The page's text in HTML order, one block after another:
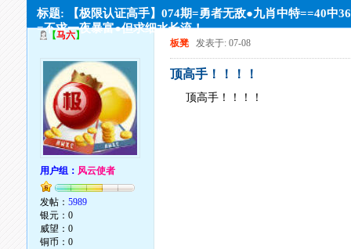
标题: 【极限认证高手】074期=勇者无敌●九肖中特==40中
=不求一夜暴富●但求细水长流！
【马六】
用户组： 风云使者
发帖：5989
银元：0
威望：0
铜币：0
板凳 发表于: 07-08
顶高手！！！！
顶高手！！！！